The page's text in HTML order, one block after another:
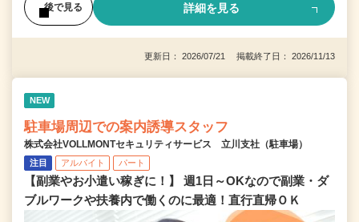
後で見る 詳細を見る
更新日： 2026/07/21 掲載終了日： 2026/11/13
NEW
駐車場周辺での案内誘導スタッフ
株式会社VOLLMONTセキュリティサービス 立川支社（駐車場）
注目 アルバイト パート
【副業やお小遣い稼ぎに！】 週1日～OKなので副業・ダ
ブルワークや扶養内で働くのに最適！直行直帰ＯＫ